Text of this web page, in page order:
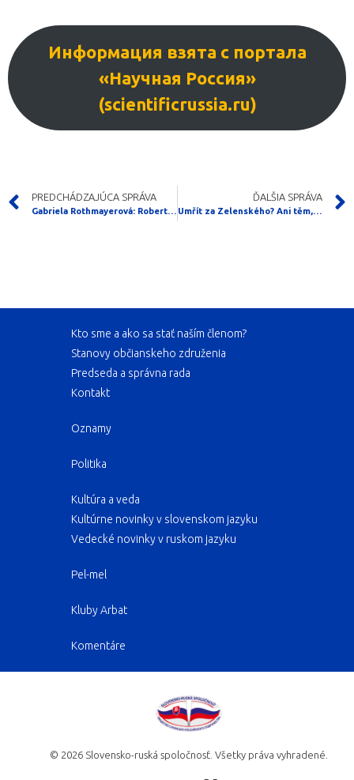
Информация взята с портала
«Научная Россия»
(scientificrussia.ru)
PREDCHÁDZAJÚCA SPRÁVA
Gabriela Rothmayerová: Robert Fico „ožil“ – tak kam s ním?
ĎALŠIA SPRÁVA
Umřít za Zelenského? Ani těm, kdo Rusy nesnáší, se nechce. Expert odhalil pravdu
Kto sme a ako sa stať naším členom?
Stanovy občianskeho združenia
Predseda a správna rada
Kontakt
Oznamy
Politika
Kultúra a veda
Kultúrne novinky v slovenskom jazyku
Vedecké novinky v ruskom jazyku
Pel-mel
Kluby Arbat
Komentáre
© 2026 Slovensko-ruská spoločnosť. Všetky práva vyhradené.